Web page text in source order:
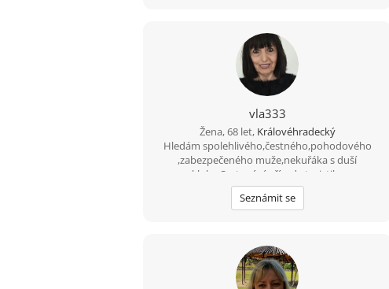
vla333
Žena, 68 let, Královéhradecký
Hledám spolehlivého,čestného,pohodového
,zabezpečeného muže,nekuřáka s duší
kluka.Cestování,příroda,turistika
Seznámit se